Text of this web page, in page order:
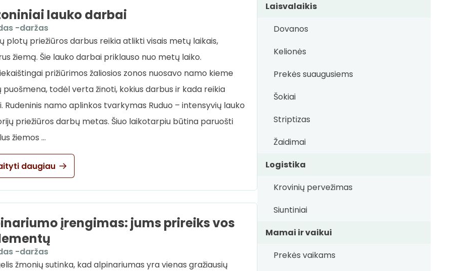
lauko darbai
-daržas
plotų priežiūros darbus reikia atlikti visais metų laikais,
žiemą. Šie lauko darbai priklauso nuo metų laiko.
prižiūrimos žaliosios zonos nuosavo namo kieme
puošmena, todėl verta žinoti, kokius darbus ir kada reikia
Rudeninis namo aplinkos tvarkymas Ruduo – intensyvių lauko
priežiūros darbų metas. Šiuo laikotarpiu būtina paruošti
žiemos …
daugiau
įrengimas: jums prireiks vos
-daržas
žmonių sutinka, kad alpinariumas yra vienas gražiausių
Laisvalaikis
Dovanos
Kelionės
Prekės suaugusiems
Šokiai
Striptizas
Žaidimai
Logistika
Krovinių pervežimas
Siuntiniai
Mamai ir vaikui
Prekės vaikams